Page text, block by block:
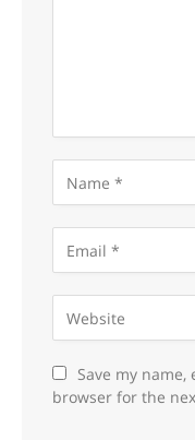
Save my
browser for the